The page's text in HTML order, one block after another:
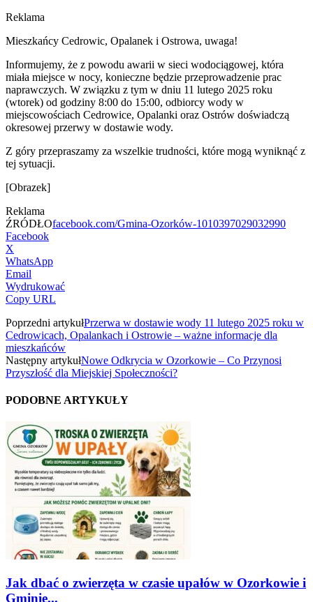
Reklama
Mieszkańcy Cedrowic, Opalanek i Ostrowa, uwaga!
Informujemy, że z powodu awarii w sieci wodociągowej, która
miała miejsce w nocy, konieczne będzie przeprowadzenie prac
naprawczych. W związku z tym w dniu 11 lutego 2025 roku
(wtorek) od godziny 8:00 do 15:00, odbiorcy wody w
miejscowościach Cedrowice, Opalanki oraz Ostrów doświadczą
okresowej przerwy w dostawie wody.
Z góry przepraszamy za wszelkie trudności, które mogą wyniknąć z
tej sytuacji.
[Obrazek]
Reklama
ŹRÓDŁOfacebook.com/Gmina-Ozorków-1010397029032990
Facebook
X
WhatsApp
Email
Wydrukować
Copy URL
Poprzedni artykułPrzerwa w dostawie wody 11 lutego 2025 roku w
Cedrowicach, Opalankach i Ostrowie – ważne informacje dla
mieszkańców
Następny artykułNowe Odkrycia w Ozorkowie – Co Przynosi
Przyszłość dla Miejskiej Społeczności?
PODOBNE ARTYKUŁY
Jak dbać o zwierzęta w czasie upałów w Ozorkowie i
Gminie...